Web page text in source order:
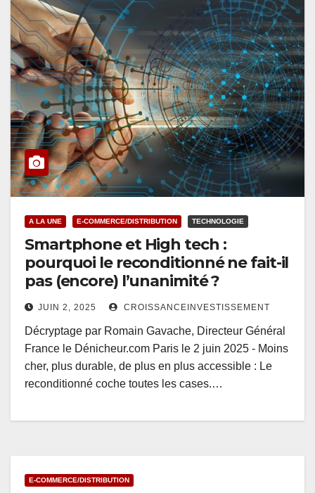
A LA UNE E-COMMERCE/DISTRIBUTION TECHNOLOGIE
Smartphone et High tech :
pourquoi le reconditionné ne fait-il
pas (encore) l’unanimité ?
JUIN 2, 2025 CROISSANCEINVESTISSEMENT
Décryptage par Romain Gavache, Directeur Général
France le Dénicheur.com Paris le 2 juin 2025 - Moins
cher, plus durable, de plus en plus accessible : Le
reconditionné coche toutes les cases.…
E-COMMERCE/DISTRIBUTION